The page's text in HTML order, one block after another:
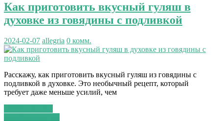
Как приготовить вкусный гуляш в
духовке из говядины с подливкой
2024-02-07 allegria 0 комм.
Расскажу, как приготовить вкусный гуляш из говядины с
подливкой в духовке. Это необычный рецепт, который
требует даже меньше усилий, чем